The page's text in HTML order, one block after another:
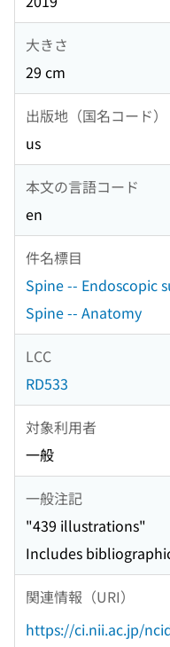
大きさ
29 cm
出版地（国名コード）
us
本文の言語コード
en
件名標目
Spine -- Endoscopic
Spine -- Anatomy
LCC
RD533
対象利用者
一般
一般注記
"439 illustrations"
Includes
関連情報（URI）
https://ci.nii.ac.jp/